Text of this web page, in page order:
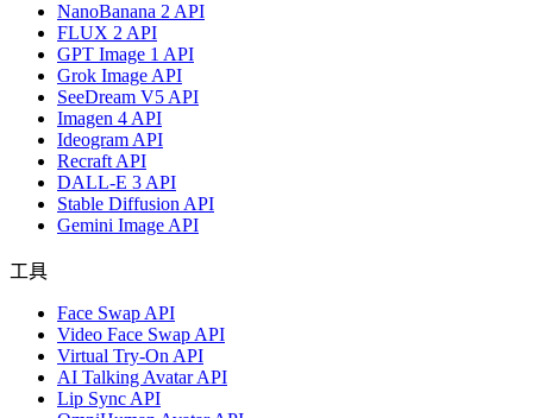
NanoBanana 2 API
FLUX 2 API
GPT Image 1 API
Grok Image API
SeeDream V5 API
Imagen 4 API
Ideogram API
Recraft API
DALL-E 3 API
Stable Diffusion API
Gemini Image API
工具
Face Swap API
Video Face Swap API
Virtual Try-On API
AI Talking Avatar API
Lip Sync API